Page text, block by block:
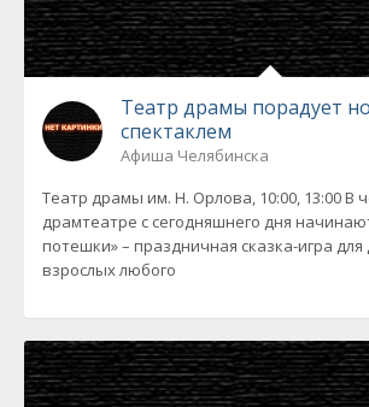
Театр драмы порадует
спектаклем
Афиша Челябинска
Театр драмы им. Н. Орлова, 10:00, 13:00 В
драмтеатре с сегодняшнего дня
потешки» – праздничная сказка-игра для
взрослых любого